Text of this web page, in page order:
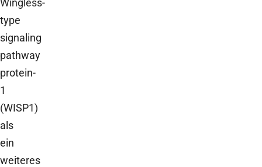
type
signaling
pathway
protein-
1
(WISP1)
als
ein
weiteres